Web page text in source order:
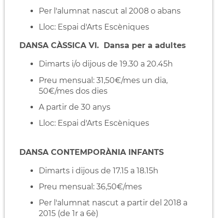
Per l'alumnat nascut al 2008 o abans
Lloc: Espai d'Arts Escèniques
DANSA CÀSSICA VI. Dansa per a adultes
Dimarts i/o dijous de 19.30 a 20.45h
Preu mensual: 31,50€/mes un dia,
50€/mes dos dies
A partir de 30 anys
Lloc: Espai d'Arts Escèniques
DANSA CONTEMPORÀNIA INFANTS
Dimarts i dijous de 17.15 a 18.15h
Preu mensual: 36,50€/mes
Per l'alumnat nascut a partir del 2018 a
2015 (de 1r a 6è)